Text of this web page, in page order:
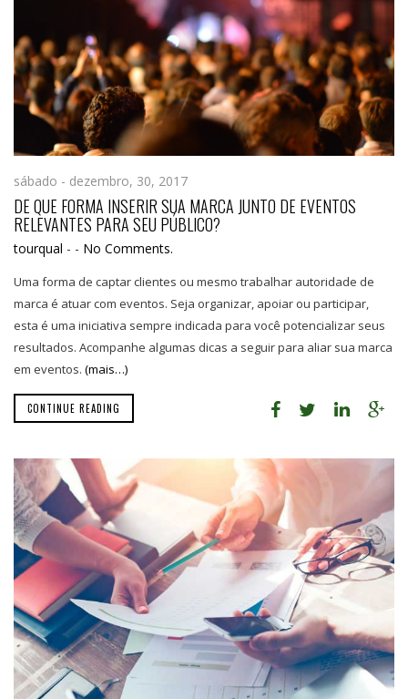
sábado - dezembro, 30, 2017
DE QUE FORMA INSERIR SUA MARCA JUNTO DE EVENTOS
RELEVANTES PARA SEU PÚBLICO?
tourqual - - No Comments.
Uma forma de captar clientes ou mesmo trabalhar autoridade de
marca é atuar com eventos. Seja organizar, apoiar ou participar,
esta é uma iniciativa sempre indicada para você potencializar seus
resultados. Acompanhe algumas dicas a seguir para aliar sua marca
em eventos. (mais…)
CONTINUE READING